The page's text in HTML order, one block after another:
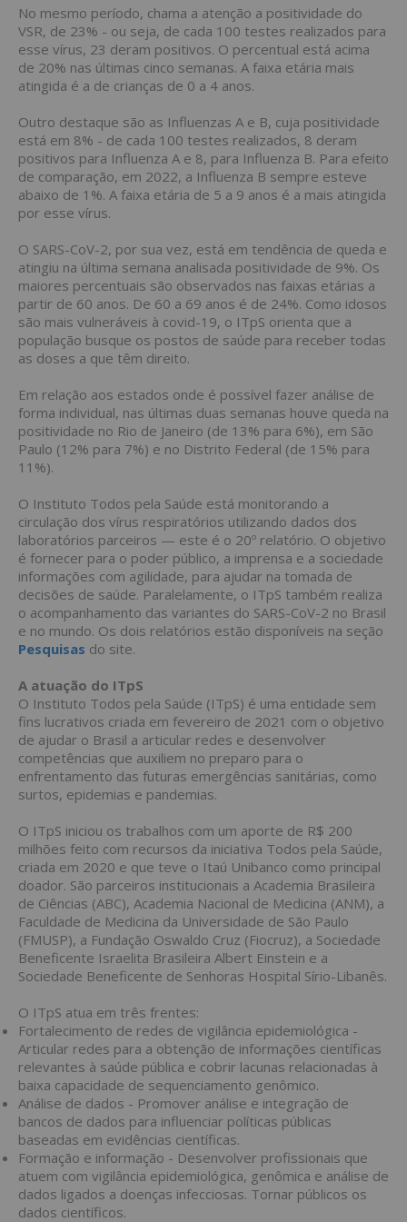
No mesmo período, chama a atenção a positividade do
VSR, de 23% - ou seja, de cada 100 testes realizados para
esse vírus, 23 deram positivos. O percentual está acima
de 20% nas últimas cinco semanas. A faixa etária mais
atingida é a de crianças de 0 a 4 anos.
Outro destaque são as Influenzas A e B, cuja positividade
está em 8% - de cada 100 testes realizados, 8 deram
positivos para Influenza A e 8, para Influenza B. Para efeito
de comparação, em 2022, a Influenza B sempre esteve
abaixo de 1%. A faixa etária de 5 a 9 anos é a mais atingida
por esse vírus.
O SARS-CoV-2, por sua vez, está em tendência de queda e
atingiu na última semana analisada positividade de 9%. Os
maiores percentuais são observados nas faixas etárias a
partir de 60 anos. De 60 a 69 anos é de 24%. Como idosos
são mais vulneráveis à covid-19, o ITpS orienta que a
população busque os postos de saúde para receber todas
as doses a que têm direito.
Em relação aos estados onde é possível fazer análise de
forma individual, nas últimas duas semanas houve queda na
positividade no Rio de Janeiro (de 13% para 6%), em São
Paulo (12% para 7%) e no Distrito Federal (de 15% para
11%).
O Instituto Todos pela Saúde está monitorando a
circulação dos vírus respiratórios utilizando dados dos
laboratórios parceiros — este é o 20º relatório. O objetivo
é fornecer para o poder público, a imprensa e a sociedade
informações com agilidade, para ajudar na tomada de
decisões de saúde. Paralelamente, o ITpS também realiza
o acompanhamento das variantes do SARS-CoV-2 no Brasil
e no mundo. Os dois relatórios estão disponíveis na seção
Pesquisas do site.
A atuação do ITpS
O Instituto Todos pela Saúde (ITpS) é uma entidade sem
fins lucrativos criada em fevereiro de 2021 com o objetivo
de ajudar o Brasil a articular redes e desenvolver
competências que auxiliem no preparo para o
enfrentamento das futuras emergências sanitárias, como
surtos, epidemias e pandemias.
O ITpS iniciou os trabalhos com um aporte de R$ 200
milhões feito com recursos da iniciativa Todos pela Saúde,
criada em 2020 e que teve o Itaú Unibanco como principal
doador. São parceiros institucionais a Academia Brasileira
de Ciências (ABC), Academia Nacional de Medicina (ANM), a
Faculdade de Medicina da Universidade de São Paulo
(FMUSP), a Fundação Oswaldo Cruz (Fiocruz), a Sociedade
Beneficente Israelita Brasileira Albert Einstein e a
Sociedade Beneficente de Senhoras Hospital Sírio-Libanês.
O ITpS atua em três frentes:
Fortalecimento de redes de vigilância epidemiológica -
Articular redes para a obtenção de informações científicas
relevantes à saúde pública e cobrir lacunas relacionadas à
baixa capacidade de sequenciamento genômico.
Análise de dados - Promover análise e integração de
bancos de dados para influenciar políticas públicas
baseadas em evidências científicas.
Formação e informação - Desenvolver profissionais que
atuem com vigilância epidemiológica, genômica e análise de
dados ligados a doenças infecciosas. Tornar públicos os
dados científicos.